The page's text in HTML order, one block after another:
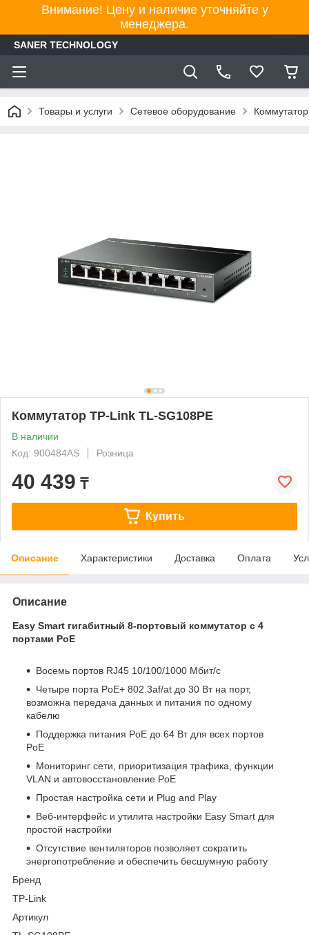
Внимание! Цену и наличие уточняйте у
менеджера.
SANER TECHNOLOGY
Товары и услуги Сетевое оборудование
Коммутатор TP-Link TL-SG108PE
В наличии
Код: 900484AS
Розница
40 439 ₸
Купить
Описание Характеристики Доставка Оплата
Описание
Easy Smart гигабитный 8‑портовый коммутатор с 4
портами PoE
Восемь портов RJ45 10/100/1000 Мбит/с
Четыре порта PoE+ 802.3af/at до 30 Вт на порт,
возможна передача данных и питания по одному
кабелю
Поддержка питания PoE до 64 Вт для всех портов
PoE
Мониторинг сети, приоритизация трафика, функции
VLAN и автовосстановление PoE
Простая настройка сети и Plug and Play
Веб-интерфейс и утилита настройки Easy Smart для
простой настройки
Отсутствие вентиляторов позволяет сократить
энергопотребление и обеспечить бесшумную работу
Бренд
TP-Link
Артикул